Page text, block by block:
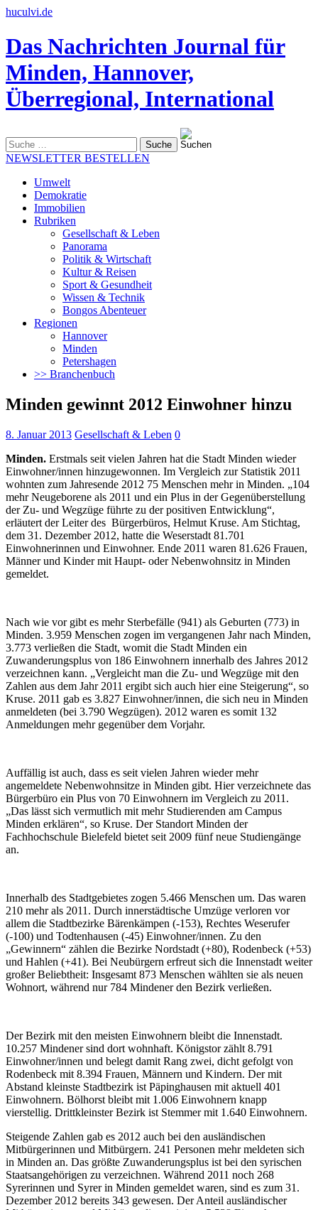
huculvi.de
Das Nachrichten Journal für
Minden, Hannover,
Überregional, International
nach:
NEWSLETTER BESTELLEN
Umwelt
Demokratie
Immobilien
Rubriken
Gesellschaft & Leben
Panorama
Politik & Wirtschaft
Kultur & Reisen
Sport & Gesundheit
Wissen & Technik
Bongos Abenteuer
Regionen
Hannover
Minden
Petershagen
>> Branchenbuch
Minden gewinnt 2012 Einwohner hinzu
8. Januar 2013 Gesellschaft & Leben 0
Minden. Erstmals seit vielen Jahren hat die Stadt Minden wieder
Einwohner/innen hinzugewonnen. Im Vergleich zur Statistik 2011
wohnten zum Jahresende 2012 75 Menschen mehr in Minden. „104
mehr Neugeborene als 2011 und ein Plus in der Gegenüberstellung
der Zu- und Wegzüge führte zu der positiven Entwicklung“,
erläutert der Leiter des Bürgerbüros, Helmut Kruse. Am Stichtag,
dem 31. Dezember 2012, hatte die Weserstadt 81.701
Einwohnerinnen und Einwohner. Ende 2011 waren 81.626 Frauen,
Männer und Kinder mit Haupt- oder Nebenwohnsitz in Minden
gemeldet.
Nach wie vor gibt es mehr Sterbefälle (941) als Geburten (773) in
Minden. 3.959 Menschen zogen im vergangenen Jahr nach Minden,
3.773 verließen die Stadt, womit die Stadt Minden ein
Zuwanderungsplus von 186 Einwohnern innerhalb des Jahres 2012
verzeichnen kann. „Vergleicht man die Zu- und Wegzüge mit den
Zahlen aus dem Jahr 2011 ergibt sich auch hier eine Steigerung“, so
Kruse. 2011 gab es 3.827 Einwohner/innen, die sich neu in Minden
anmeldeten (bei 3.790 Wegzügen). 2012 waren es somit 132
Anmeldungen mehr gegenüber dem Vorjahr.
Auffällig ist auch, dass es seit vielen Jahren wieder mehr
angemeldete Nebenwohnsitze in Minden gibt. Hier verzeichnete das
Bürgerbüro ein Plus von 70 Einwohnern im Vergleich zu 2011.
„Das lässt sich vermutlich mit mehr Studierenden am Campus
Minden erklären“, so Kruse. Der Standort Minden der
Fachhochschule Bielefeld bietet seit 2009 fünf neue Studiengänge
an.
Innerhalb des Stadtgebietes zogen 5.466 Menschen um. Das waren
210 mehr als 2011. Durch innerstädtische Umzüge verloren vor
allem die Stadtbezirke Bärenkämpen (-153), Rechtes Weserufer
(-100) und Todtenhausen (-45) Einwohner/innen. Zu den
„Gewinnern“ zählen die Bezirke Nordstadt (+80), Rodenbeck (+53)
und Hahlen (+41). Bei Neubürgern erfreut sich die Innenstadt weiter
großer Beliebtheit: Insgesamt 873 Menschen wählten sie als neuen
Wohnort, während nur 784 Mindener den Bezirk verließen.
Der Bezirk mit den meisten Einwohnern bleibt die Innenstadt.
10.257 Mindener sind dort wohnhaft. Königstor zählt 8.791
Einwohner/innen und belegt damit Rang zwei, dicht gefolgt von
Rodenbeck mit 8.394 Frauen, Männern und Kindern. Der mit
Abstand kleinste Stadtbezirk ist Päpinghausen mit aktuell 401
Einwohnern. Bölhorst bleibt mit 1.006 Einwohnern knapp
vierstellig. Drittkleinster Bezirk ist Stemmer mit 1.640 Einwohnern.
Steigende Zahlen gab es 2012 auch bei den ausländischen
Mitbürgerinnen und Mitbürgern. 241 Personen mehr meldeten sich
in Minden an. Das größte Zuwanderungsplus ist bei den syrischen
Staatsangehörigen zu verzeichnen. Während 2011 noch 268
Syrerinnen und Syrer in Minden gemeldet waren, sind es zum 31.
Dezember 2012 bereits 343 gewesen. Der Anteil ausländischer